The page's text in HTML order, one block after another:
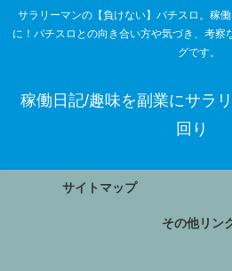
サラリーマンの【負けない】パチスロ。稼
に！パチスロとの向き合い方や気づき、考察
グです。
稼働日記/趣味を副業にサラ
回り
サイトマップ
その他リン